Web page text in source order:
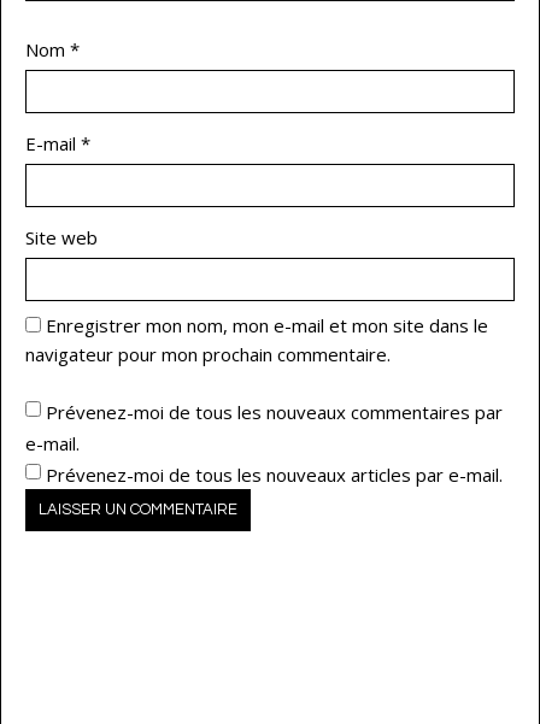
Nom *
E-mail *
Site web
Enregistrer mon nom, mon e-mail et mon site dans le
navigateur pour mon prochain commentaire.
Prévenez-moi de tous les nouveaux commentaires par
e-mail.
Prévenez-moi de tous les nouveaux articles par e-mail.